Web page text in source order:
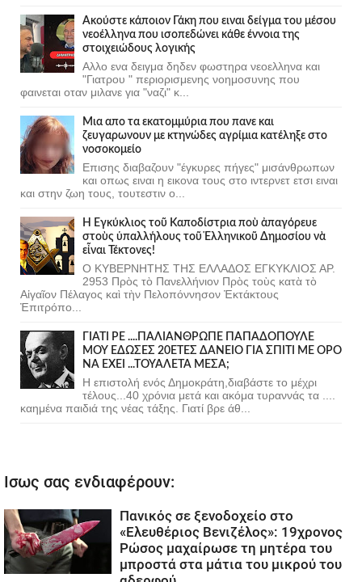
Ακούστε κάποιον Γάκη που ειναι δείγμα του μέσου
νεοέλληνα που ισοπεδώνει κάθε έννοια της
στοιχειώδους λογικής
Αλλο ενα δειγμα δηδεν φωστηρα νεοελληνα και
"Γιατρου " περιορισμενης νοημοσυνης που
φαινεται οταν μιλανε για "ναζι" κ...
Μια απο τα εκατομμύρια που πανε και
ζευγαρωνουν με κτηνώδες αγρίμια κατέληξε στο
νοσοκομείο
Επισης διαβαζουν "έγκυρες πήγες" μισάνθρωπων
και οπως ειναι η εικονα τους στο ιντερνετ ετσι ειναι
και στην ζωη τους, τουτεστιν ο...
Ἡ Ἐγκύκλιος τοῦ Καποδίστρια ποὺ ἀπαγόρευε
στοὺς ὑπαλλήλους τοῦ Ἑλληνικοῦ Δημοσίου νὰ
εἶναι Τέκτονες!
Ο ΚΥΒΕΡΝΗΤΗΣ ΤΗΣ ΕΛΛΑΔΟΣ ΕΓΚΥΚΛΙΟΣ ΑΡ.
2953 Πρὸς τὸ Πανελλήνιον Πρὸς τοὺς κατὰ τὸ
Αἰγαῖον Πέλαγος καὶ τὴν Πελοπόννησον Ἐκτάκτους
Ἐπιτρόπο...
ΓΙΑΤΙ ΡΕ ....ΠΑΛΙΑΝΘΡΩΠΕ ΠΑΠΑΔΟΠΟΥΛΕ
ΜΟΥ ΕΔΩΣΕΣ 20ΕΤΕΣ ΔΑΝΕΙΟ ΓΙΑ ΣΠΙΤΙ ΜΕ ΟΡΟ
ΝΑ ΕΧΕΙ ...ΤΟΥΑΛΕΤΑ ΜΕΣΑ;
Η επιστολή ενός Δημοκράτη,διαβάστε το μέχρι
τέλους...40 χρόνια μετά και ακόμα τυραννάς τα ....
καημένα παιδιά της νέας τάξης. Γιατί βρε άθ...